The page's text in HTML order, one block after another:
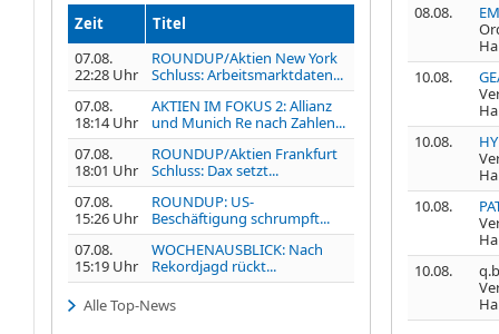
Zeit
Titel
07.08.
22:28 Uhr
ROUNDUP/Aktien New York
Schluss: Arbeitsmarktdaten...
07.08.
18:14 Uhr
AKTIEN IM FOKUS 2: Allianz
und Munich Re nach Zahlen...
07.08.
18:01 Uhr
ROUNDUP/Aktien Frankfurt
Schluss: Dax setzt...
07.08.
15:26 Uhr
ROUNDUP: US-
Beschäftigung schrumpft...
07.08.
15:19 Uhr
WOCHENAUSBLICK: Nach
Rekordjagd rückt...
Alle Top-News
08.08.
10.08.
10.08.
10.08.
10.08.